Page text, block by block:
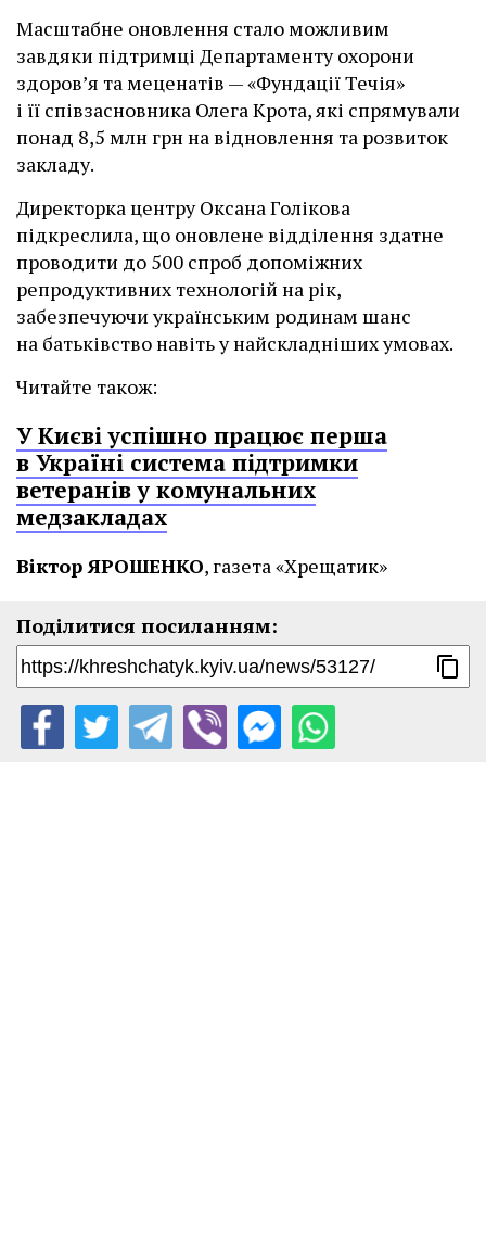
Масштабне оновлення стало можливим
завдяки підтримці Департаменту охорони
здоров’я та меценатів — «Фундації Течія»
і її співзасновника Олега Крота, які спрямували
понад 8,5 млн грн на відновлення та розвиток
закладу.
Директорка центру Оксана Голікова
підкреслила, що оновлене відділення здатне
проводити до 500 спроб допоміжних
репродуктивних технологій на рік,
забезпечуючи українським родинам шанс
на батьківство навіть у найскладніших умовах.
Читайте також:
У Києві успішно працює перша
в Україні система підтримки
ветеранів у комунальних
медзакладах
Віктор ЯРОШЕНКО, газета «Хрещатик»